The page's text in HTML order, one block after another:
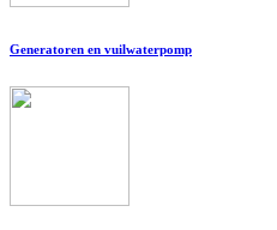
Generatoren en vuilwaterpomp